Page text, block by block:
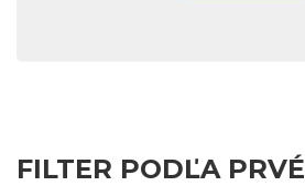
FILTER PODĽA